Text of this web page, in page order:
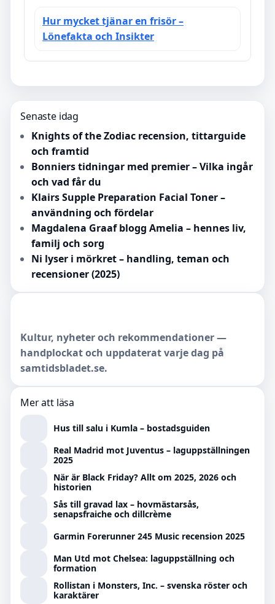
Hur mycket tjänar en frisör –
Lönefakta och Insikter
Senaste idag
Knights of the Zodiac recension, tittarguide
och framtid
Bonniers tidningar med premier – Vilka ingår
och vad får du
Klairs Supple Preparation Facial Toner –
användning och fördelar
Magdalena Graaf blogg Amelia – hennes liv,
familj och sorg
Ni lyser i mörkret – handling, teman och
recensioner (2025)
Kultur, nyheter och rekommendationer —
handplockat och uppdaterat varje dag på
samtidsbladet.se.
Mer att läsa
Hus till salu i Kumla – bostadsguiden
Real Madrid mot Juventus – laguppställningen
2025
När är Black Friday? Allt om 2025, 2026 och
historien
Sås till gravad lax – hovmästarsås,
senapsfraiche och dillcrème
Garmin Forerunner 245 Music recension 2025
Man Utd mot Chelsea: laguppställning och
formation
Rollistan i Monsters, Inc. – svenska röster och
karaktärer